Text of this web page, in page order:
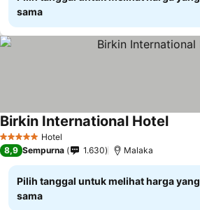
sama
5 Bintang Hotel
Birkin International Hotel
8,9 Sempurna 1.630 Malaka
Pilih tanggal untuk melihat harga yang
sama